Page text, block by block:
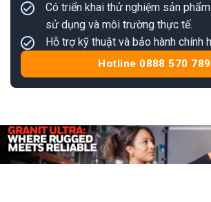
Có triển khai thử nghiệm sản
sử dụng và môi trường thực tế.
Hỗ trợ kỹ thuật và bảo hành chính
Hotline 0888 570 789